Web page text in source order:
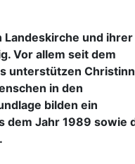
Landeskirche und ihrer
Vor allem seit dem
unterstützen
in den
bilden ein
dem Jahr 1989 sowie